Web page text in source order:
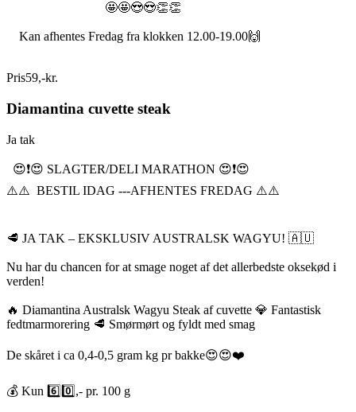
🤩🤩😍😍👏👏
Kan afhentes Fredag fra klokken 12.00-19.00🙌
Pris59,-kr.
Diamantina cuvette steak
Ja tak
😍❗️😍 SLAGTER/DELI MARATHON 😍❗️😍
⚠️⚠️ BESTIL IDAG ---AFHENTES FREDAG ⚠️⚠️
🥩 JA TAK – EKSKLUSIV AUSTRALSK WAGYU! 🇦🇺
Nu har du chancen for at smage noget af det allerbedste oksekød i
verden!
🔥 Diamantina Australsk Wagyu Steak af cuvette 💎 Fantastisk
fedtmarmorering 🥩 Smørmørt og fyldt med smag
De skåret i ca 0,4-0,5 gram kg pr bakke😍😍❤️
💰 Kun 6️⃣0️⃣,- pr. 100 g